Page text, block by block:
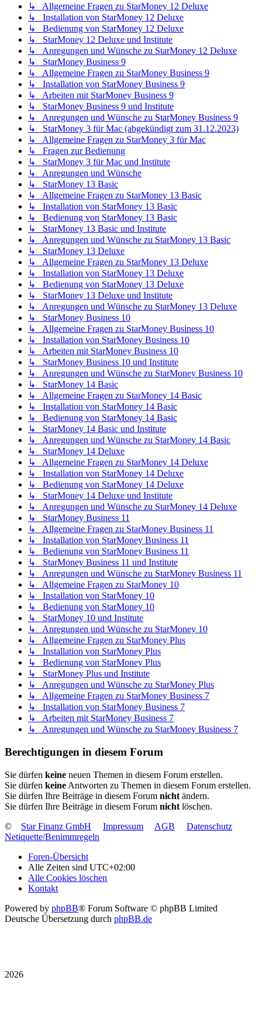
↳ Allgemeine Fragen zu StarMoney 12 Deluxe
↳ Installation von StarMoney 12 Deluxe
↳ Bedienung von StarMoney 12 Deluxe
↳ StarMoney 12 Deluxe und Institute
↳ Anregungen und Wünsche zu StarMoney 12 Deluxe
↳ StarMoney Business 9
↳ Allgemeine Fragen zu StarMoney Business 9
↳ Installation von StarMoney Business 9
↳ Arbeiten mit StarMoney Business 9
↳ StarMoney Business 9 und Institute
↳ Anregungen und Wünsche zu StarMoney Business 9
↳ StarMoney 3 für Mac (abgekündigt zum 31.12.2023)
↳ Allgemeine Fragen zu StarMoney 3 für Mac
↳ Fragen zur Bedienung
↳ StarMoney 3 für Mac und Institute
↳ Anregungen und Wünsche
↳ StarMoney 13 Basic
↳ Allgemeine Fragen zu StarMoney 13 Basic
↳ Installation von StarMoney 13 Basic
↳ Bedienung von StarMoney 13 Basic
↳ StarMoney 13 Basic und Institute
↳ Anregungen und Wünsche zu StarMoney 13 Basic
↳ StarMoney 13 Deluxe
↳ Allgemeine Fragen zu StarMoney 13 Deluxe
↳ Installation von StarMoney 13 Deluxe
↳ Bedienung von StarMoney 13 Deluxe
↳ StarMoney 13 Deluxe und Institute
↳ Anregungen und Wünsche zu StarMoney 13 Deluxe
↳ StarMoney Business 10
↳ Allgemeine Fragen zu StarMoney Business 10
↳ Installation von StarMoney Business 10
↳ Arbeiten mit StarMoney Business 10
↳ StarMoney Business 10 und Institute
↳ Anregungen und Wünsche zu StarMoney Business 10
↳ StarMoney 14 Basic
↳ Allgemeine Fragen zu StarMoney 14 Basic
↳ Installation von StarMoney 14 Basic
↳ Bedienung von StarMoney 14 Basic
↳ StarMoney 14 Basic und Institute
↳ Anregungen und Wünsche zu StarMoney 14 Basic
↳ StarMoney 14 Deluxe
↳ Allgemeine Fragen zu StarMoney 14 Deluxe
↳ Installation von StarMoney 14 Deluxe
↳ Bedienung von StarMoney 14 Deluxe
↳ StarMoney 14 Deluxe und Institute
↳ Anregungen und Wünsche zu StarMoney 14 Deluxe
↳ StarMoney Business 11
↳ Allgemeine Fragen zu StarMoney Business 11
↳ Installation von StarMoney Business 11
↳ Bedienung von StarMoney Business 11
↳ StarMoney Business 11 und Institute
↳ Anregungen und Wünsche zu StarMoney Business 11
↳ Allgemeine Fragen zu StarMoney 10
↳ Installation von StarMoney 10
↳ Bedienung von StarMoney 10
↳ StarMoney 10 und Institute
↳ Anregungen und Wünsche zu StarMoney 10
↳ Allgemeine Fragen zu StarMoney Plus
↳ Installation von StarMoney Plus
↳ Bedienung von StarMoney Plus
↳ StarMoney Plus und Institute
↳ Anregungen und Wünsche zu StarMoney Plus
↳ Allgemeine Fragen zu StarMoney Business 7
↳ Installation von StarMoney Business 7
↳ Arbeiten mit StarMoney Business 7
↳ Anregungen und Wünsche zu StarMoney Business 7
Berechtigungen in diesem Forum
Sie dürfen keine neuen Themen in diesem Forum erstellen.
Sie dürfen keine Antworten zu Themen in diesem Forum erstellen.
Sie dürfen Ihre Beiträge in diesem Forum nicht ändern.
Sie dürfen Ihre Beiträge in diesem Forum nicht löschen.
©
Star Finanz GmbH Impressum AGB
Datenschutz
Netiquette/Benimmregeln
Foren-Übersicht
Alle Zeiten sind UTC+02:00
Alle Cookies löschen
Kontakt
Powered by phpBB® Forum Software © phpBB Limited
Deutsche Übersetzung durch phpBB.de
2026